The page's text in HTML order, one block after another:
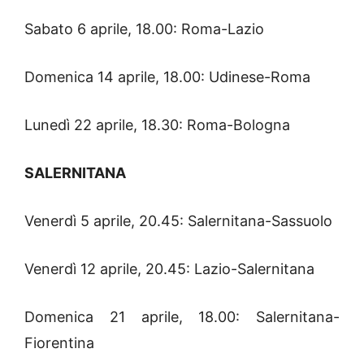
Sabato 6 aprile, 18.00: Roma-Lazio
Domenica 14 aprile, 18.00: Udinese-Roma
Lunedì 22 aprile, 18.30: Roma-Bologna
SALERNITANA
Venerdì 5 aprile, 20.45: Salernitana-Sassuolo
Venerdì 12 aprile, 20.45: Lazio-Salernitana
Domenica 21 aprile, 18.00: Salernitana-
Fiorentina